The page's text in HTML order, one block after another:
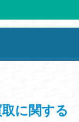
に関する